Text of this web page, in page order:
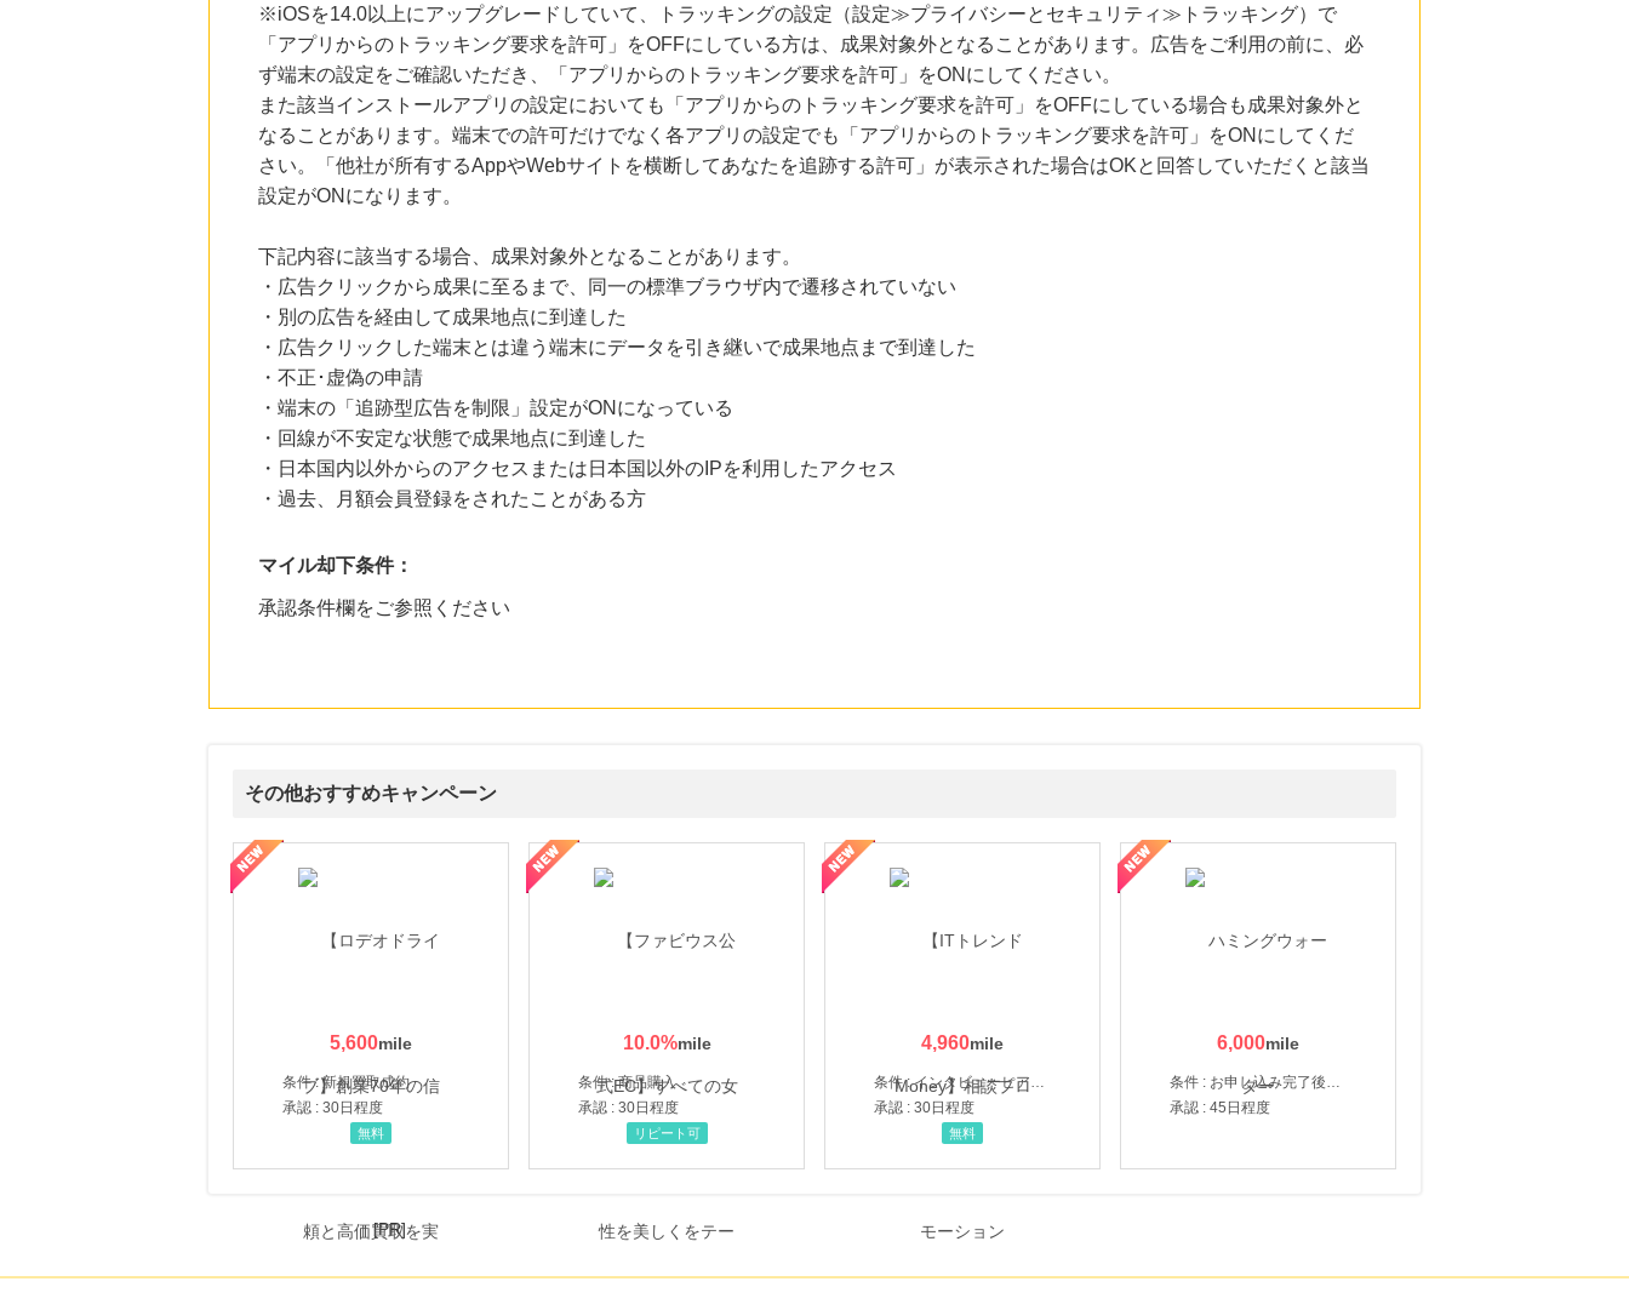
※iOSを14.0以上にアップグレードしていて、トラッキングの設定（設定≫プライバシーとセキュリティ≫トラッキング）で
「アプリからのトラッキング要求を許可」をOFFにしている方は、成果対象外となることがあります。広告をご利用の前に、必
ず端末の設定をご確認いただき、「アプリからのトラッキング要求を許可」をONにしてください。
また該当インストールアプリの設定においても「アプリからのトラッキング要求を許可」をOFFにしている場合も成果対象外と
なることがあります。端末での許可だけでなく各アプリの設定でも「アプリからのトラッキング要求を許可」をONにしてくだ
さい。「他社が所有するAppやWebサイトを横断してあなたを追跡する許可」が表示された場合はOKと回答していただくと該当
設定がONになります。
下記内容に該当する場合、成果対象外となることがあります。
・広告クリックから成果に至るまで、同一の標準ブラウザ内で遷移されていない
・別の広告を経由して成果地点に到達した
・広告クリックした端末とは違う端末にデータを引き継いで成果地点まで到達した
・不正･虚偽の申請
・端末の「追跡型広告を制限」設定がONになっている
・回線が不安定な状態で成果地点に到達した
・日本国内以外からのアクセスまたは日本国以外のIPを利用したアクセス
・過去、月額会員登録をされたことがある方
マイル却下条件：
承認条件欄をご参照ください
その他おすすめキャンペーン
5,600
条件 : 新規買取成約
承認 : 30日程度
無料
10.0%
条件 : 商品購入
承認 : 30日程度
くをテーマにした商品で女性の美を応援しています
リピート可
4,960
条件 : インタビューヒアリング完了
承認 : 30日程度
【ITトレンドMoney】相談プロモーション
無料
6,000
条件 : お申し込み完了後、決済登録完了と1ヶ月以内のサーバー初回設置。
承認 : 45日程度
ハミングウォーター【販売代理店】
[PR]